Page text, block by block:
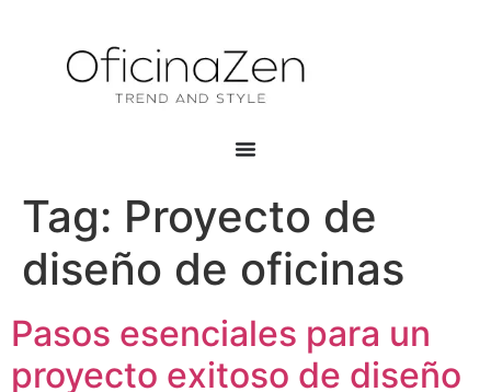
Tag: Proyecto de
diseño de oficinas
Pasos esenciales para un
proyecto exitoso de diseño